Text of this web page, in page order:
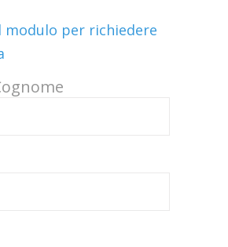
modulo per richiedere